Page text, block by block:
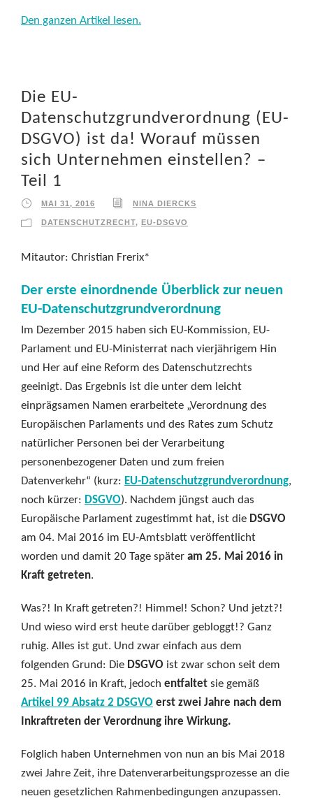
Den ganzen Artikel lesen.
Die EU-
Datenschutzgrundverordnung (EU-
DSGVO) ist da! Worauf müssen
sich Unternehmen einstellen? –
Teil 1
MAI 31, 2016 NINA DIERCKS
DATENSCHUTZRECHT, EU-DSGVO
Mitautor: Christian Frerix*
Der erste einordnende Überblick zur neuen
EU-Datenschutzgrundverordnung
Im Dezember 2015 haben sich EU-Kommission, EU-
Parlament und EU-Ministerrat nach vierjährigem Hin
und Her auf eine Reform des Datenschutzrechts
geeinigt. Das Ergebnis ist die unter dem leicht
einprägsamen Namen erarbeitete „Verordnung des
Europäischen Parlaments und des Rates zum Schutz
natürlicher Personen bei der Verarbeitung
personenbezogener Daten und zum freien
Datenverkehr“ (kurz: EU-Datenschutzgrundverordnung,
noch kürzer: DSGVO). Nachdem jüngst auch das
Europäische Parlament zugestimmt hat, ist die DSGVO
am 04. Mai 2016 im EU-Amtsblatt veröffentlicht
worden und damit 20 Tage später am 25. Mai 2016 in
Kraft getreten.
Was?! In Kraft getreten?! Himmel! Schon? Und jetzt?!
Und wieso wird erst heute darüber gebloggt!? Ganz
ruhig. Alles ist gut. Und zwar einfach aus dem
folgenden Grund: Die DSGVO ist zwar schon seit dem
25. Mai 2016 in Kraft, jedoch entfaltet sie gemäß
Artikel 99 Absatz 2 DSGVO erst zwei Jahre nach dem
Inkraftreten der Verordnung ihre Wirkung.
Folglich haben Unternehmen von nun an bis Mai 2018
zwei Jahre Zeit, ihre Datenverarbeitungsprozesse an die
neuen gesetzlichen Rahmenbedingungen anzupassen.